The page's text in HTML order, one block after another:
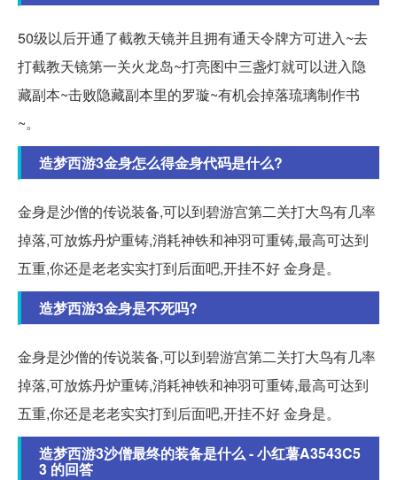
50级以后开通了截教天镜并且拥有通天令牌方可进入~去
打截教天镜第一关火龙岛~打亮图中三盏灯就可以进入隐
藏副本~击败隐藏副本里的罗璇~有机会掉落琉璃制作书
~。
造梦西游3金身怎么得金身代码是什么?
金身是沙僧的传说装备,可以到碧游宫第二关打大鸟有几率
掉落,可放炼丹炉重铸,消耗神铁和神羽可重铸,最高可达到
五重,你还是老老实实打到后面吧,开挂不好 金身是。
造梦西游3金身是不死吗?
金身是沙僧的传说装备,可以到碧游宫第二关打大鸟有几率
掉落,可放炼丹炉重铸,消耗神铁和神羽可重铸,最高可达到
五重,你还是老老实实打到后面吧,开挂不好 金身是。
造梦西游3沙僧最终的装备是什么 - 小红薯A3543C5
3 的回答